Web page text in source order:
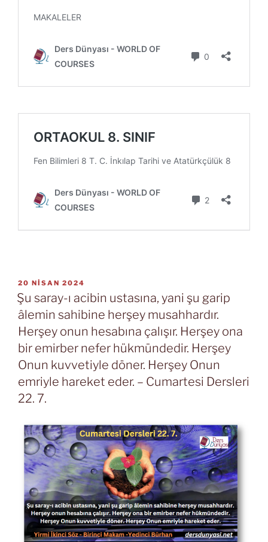
YAYIM
TARIHI
20 NISAN 2024
Şu saray-ı acibin ustasına, yani şu garip
âlemin sahibine herşey musahhardır.
Herşey onun hesabına çalışır. Herşey ona
bir emirber nefer hükmündedir. Herşey
Onun kuvvetiyle döner. Herşey Onun
emriyle hareket eder. – Cumartesi Dersleri
22. 7.